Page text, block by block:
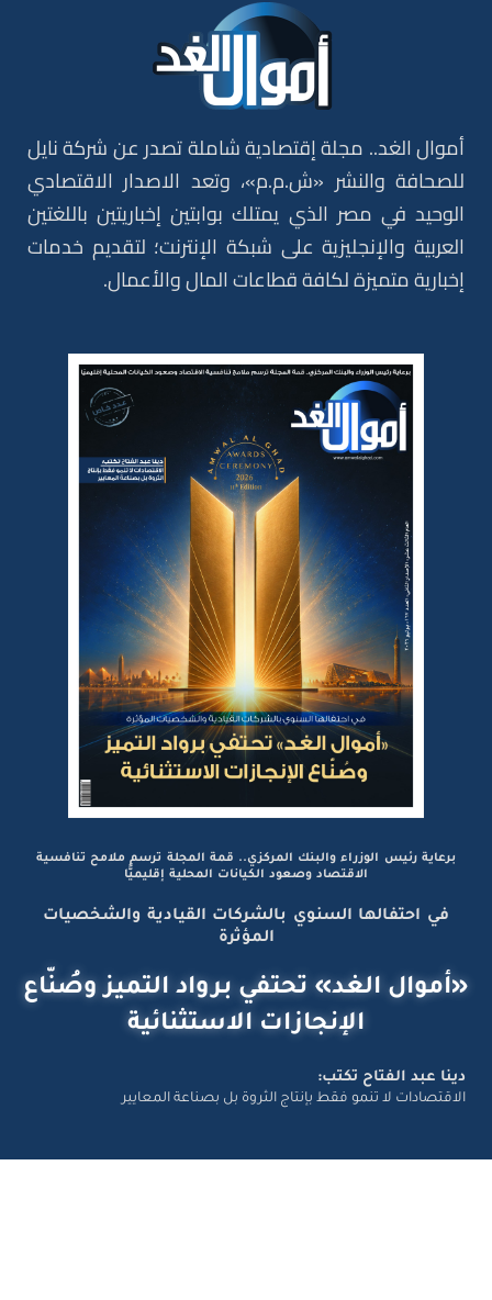
أموال الغد.. مجلة إقتصادية شاملة تصدر عن شركة نايل
للصحافة والنشر «ش.م.م»، وتعد الاصدار الاقتصادي
الوحيد في مصر الذي يمتلك بوابتين إخباريتين باللغتين
العربية والإنجليزية على شبكة الإنترنت؛ لتقديم خدمات
إخبارية متميزة لكافة قطاعات المال والأعمال.
برعاية رئيس الوزراء والبنك المركزي.. قمة المجلة ترسم ملامح تنافسية
الاقتصاد وصعود الكيانات المحلية إقليميًّا
في احتفالها السنوي بالشركات القيادية والشخصيات
المؤثرة
«أموال الغد» تحتفي برواد التميز وصُنّاع
الإنجازات الاستثنائية
دينا عبد الفتاح تكتب:
الاقتصادات لا تنمو فقط بإنتاج الثروة بل بصناعة المعايير